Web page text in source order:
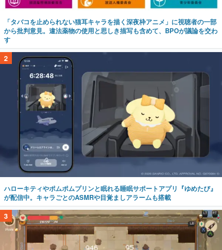
「タバコを止められない猫耳キャラを描く深夜枠アニメ」に視聴者の一部
から批判意見。違法薬物の使用と思しき描写も含めて、BPOが議論を交わ
す
2
ハローキティやポムポムプリンと眠れる睡眠サポートアプリ『ゆめたび』
が配信中。キャラごとのASMRや目覚ましアラームも搭載
3